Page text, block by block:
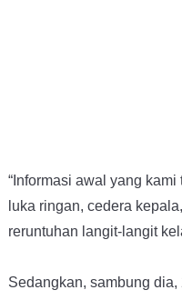
“Informasi awal yang
luka ringan, cedera
reruntuhan langit-langit
Sedangkan, sambung